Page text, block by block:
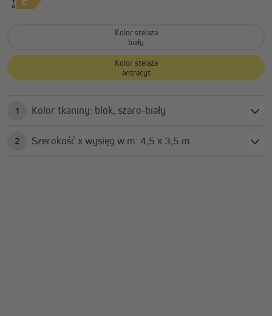
Kolor stelaża
biały
Kolor stelaża
antracyt
1 Kolor tkaniny: blok, szaro-biały
2 Szerokość x wysięg w m: 4,5 x 3,5 m